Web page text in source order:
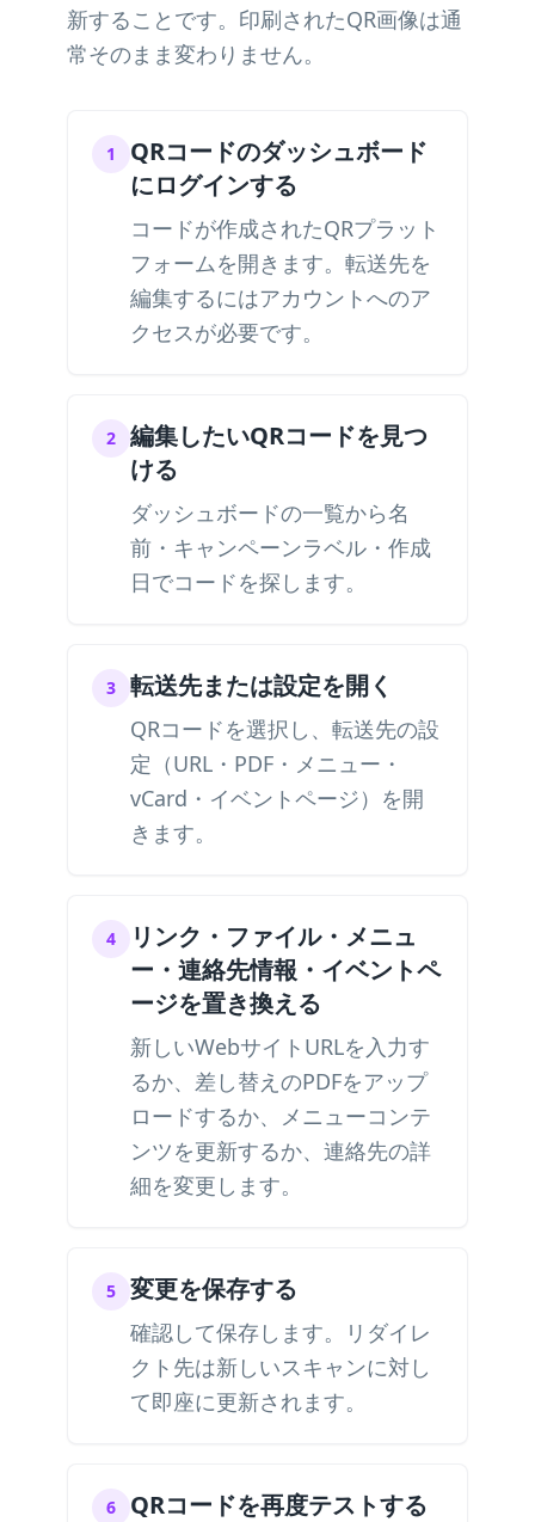
新することです。印刷されたQR画像は通
常そのまま変わりません。
1
QRコードのダッシュボード
にログインする
コードが作成されたQRプラット
フォームを開きます。転送先を
編集するにはアカウントへのア
クセスが必要です。
2
編集したいQRコードを見つ
ける
ダッシュボードの一覧から名
前・キャンペーンラベル・作成
日でコードを探します。
3 転送先または設定を開く
QRコードを選択し、転送先の設
定（URL・PDF・メニュー・
vCard・イベントページ）を開
きます。
4
リンク・ファイル・メニュ
ー・連絡先情報・イベントペ
ージを置き換える
新しいWebサイトURLを入力す
るか、差し替えのPDFをアップ
ロードするか、メニューコンテ
ンツを更新するか、連絡先の詳
細を変更します。
5 変更を保存する
確認して保存します。リダイレ
クト先は新しいスキャンに対し
て即座に更新されます。
6 QRコードを再度テストする